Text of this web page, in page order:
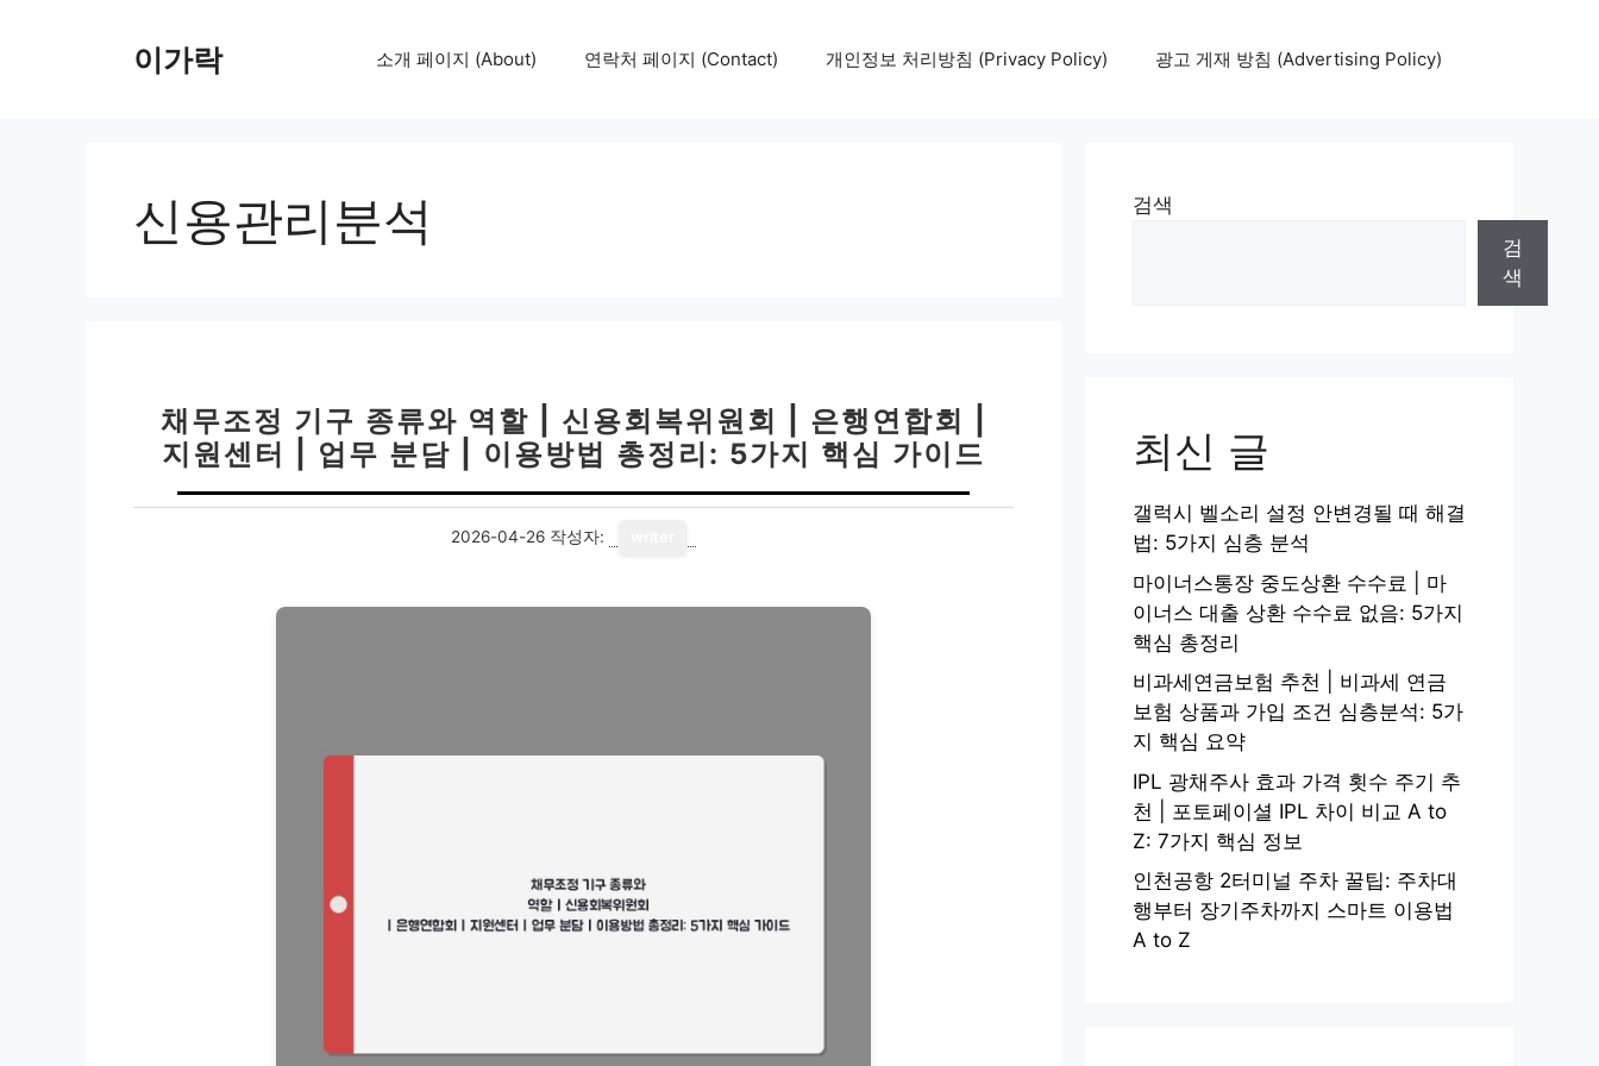
이가락 소개 페이지 (About) 연락처 페이지 (Contact) 개인정보 처리방침 (Privacy Policy) 광고 게재 방침 (Advertising Policy)
신용관리분석
채무조정 기구 종류와 역할 | 신용회복위원회 | 은행연합회 |
지원센터 | 업무 분담 | 이용방법 총정리: 5가지 핵심 가이드
2026-04-26 작성자:
검색
검
색
최신 글
갤럭시 벨소리 설정 안변경될 때 해결
법: 5가지 심층 분석
마이너스통장 중도상환 수수료 | 마
이너스 대출 상환 수수료 없음: 5가지
핵심 총정리
비과세연금보험 추천 | 비과세 연금
보험 상품과 가입 조건 심층분석: 5가
지 핵심 요약
IPL 광채주사 효과 가격 횟수 주기 추
천 | 포토페이셜 IPL 차이 비교 A to
Z: 7가지 핵심 정보
인천공항 2터미널 주차 꿀팁: 주차대
행부터 장기주차까지 스마트 이용법
A to Z